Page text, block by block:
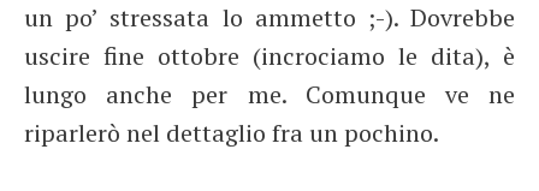
un po’ stressata lo ammetto ;-). Dovrebbe
uscire fine ottobre (incrociamo le dita), è
lungo anche per me. Comunque ve ne
riparlerò nel dettaglio fra un pochino.